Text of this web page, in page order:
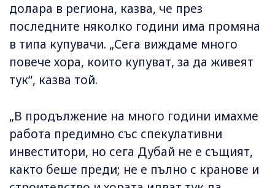
долара в региона, казва, че през
последните няколко години има промяна
в типа купувачи. „Сега виждаме много
повече хора, които купуват, за да живеят
тук“, казва той.
„В продължение на много години имахме
работа предимно със спекулативни
инвеститори, но сега Дубай не е същият,
както беше преди; не е пълно с кранове и